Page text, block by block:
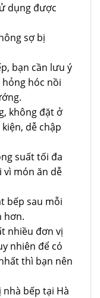
dụng được
sợ bị
bạn cần lưu ý
hóc nồi
không đặt ở
dễ chập
suất tối đa
vì món ăn dễ
bếp sau mỗi
hơn.
nhiều đơn vị
nhiên để có
thì bạn nên
bếp tại Hà